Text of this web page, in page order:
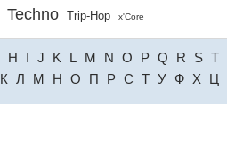
Techno Trip-Hop x'Core
H I J K L M N O P Q R S T
К Л М Н О П Р С Т У Ф Х Ц